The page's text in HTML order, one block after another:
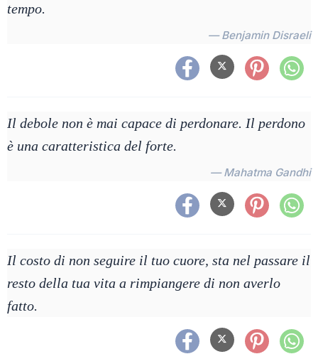
tempo.
— Benjamin Disraeli
Il debole non è mai capace di perdonare. Il perdono
è una caratteristica del forte.
— Mahatma Gandhi
Il costo di non seguire il tuo cuore, sta nel passare il
resto della tua vita a rimpiangere di non averlo
fatto.